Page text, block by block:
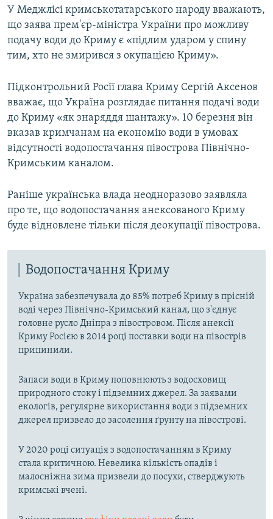
У Меджлісі кримськотатарського народу вважають,
що заява прем'єр-міністра України про можливу
подачу води до Криму є «підлим ударом у спину
тим, хто не змирився з окупацією Криму».
Підконтрольний Росії глава Криму Сергій Аксенов
вважає, що Україна розглядає питання подачі води
до Криму «як знаряддя шантажу». 10 березня він
вказав кримчанам на економію води в умовах
відсутності водопостачання півострова Північно-
Кримським каналом.
Раніше українська влада неодноразово заявляла
про те, що водопостачання анексованого Криму
буде відновлене тільки після деокупації півострова.
Водопостачання Криму
Україна забезпечувала до 85% потреб Криму в прісній
воді через Північно-Кримський канал, що з'єднує
головне русло Дніпра з півостровом. Після анексії
Криму Росією в 2014 році поставки води на півострів
припинили.
Запаси води в Криму поповнюють з водосховищ
природного стоку і підземних джерел. За заявами
екологів, регулярне використання води з підземних
джерел призвело до засолення ґрунту на півострові.
У 2020 році ситуація з водопостачанням в Криму
стала критичною. Невелика кількість опадів і
малосніжна зима призвели до посухи, стверджують
кримські вчені.